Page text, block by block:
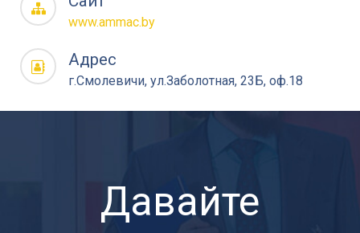
www.ammac.by
Адрес
г.Смолевичи, ул.Заболотная, 23Б, оф.18
Давайте